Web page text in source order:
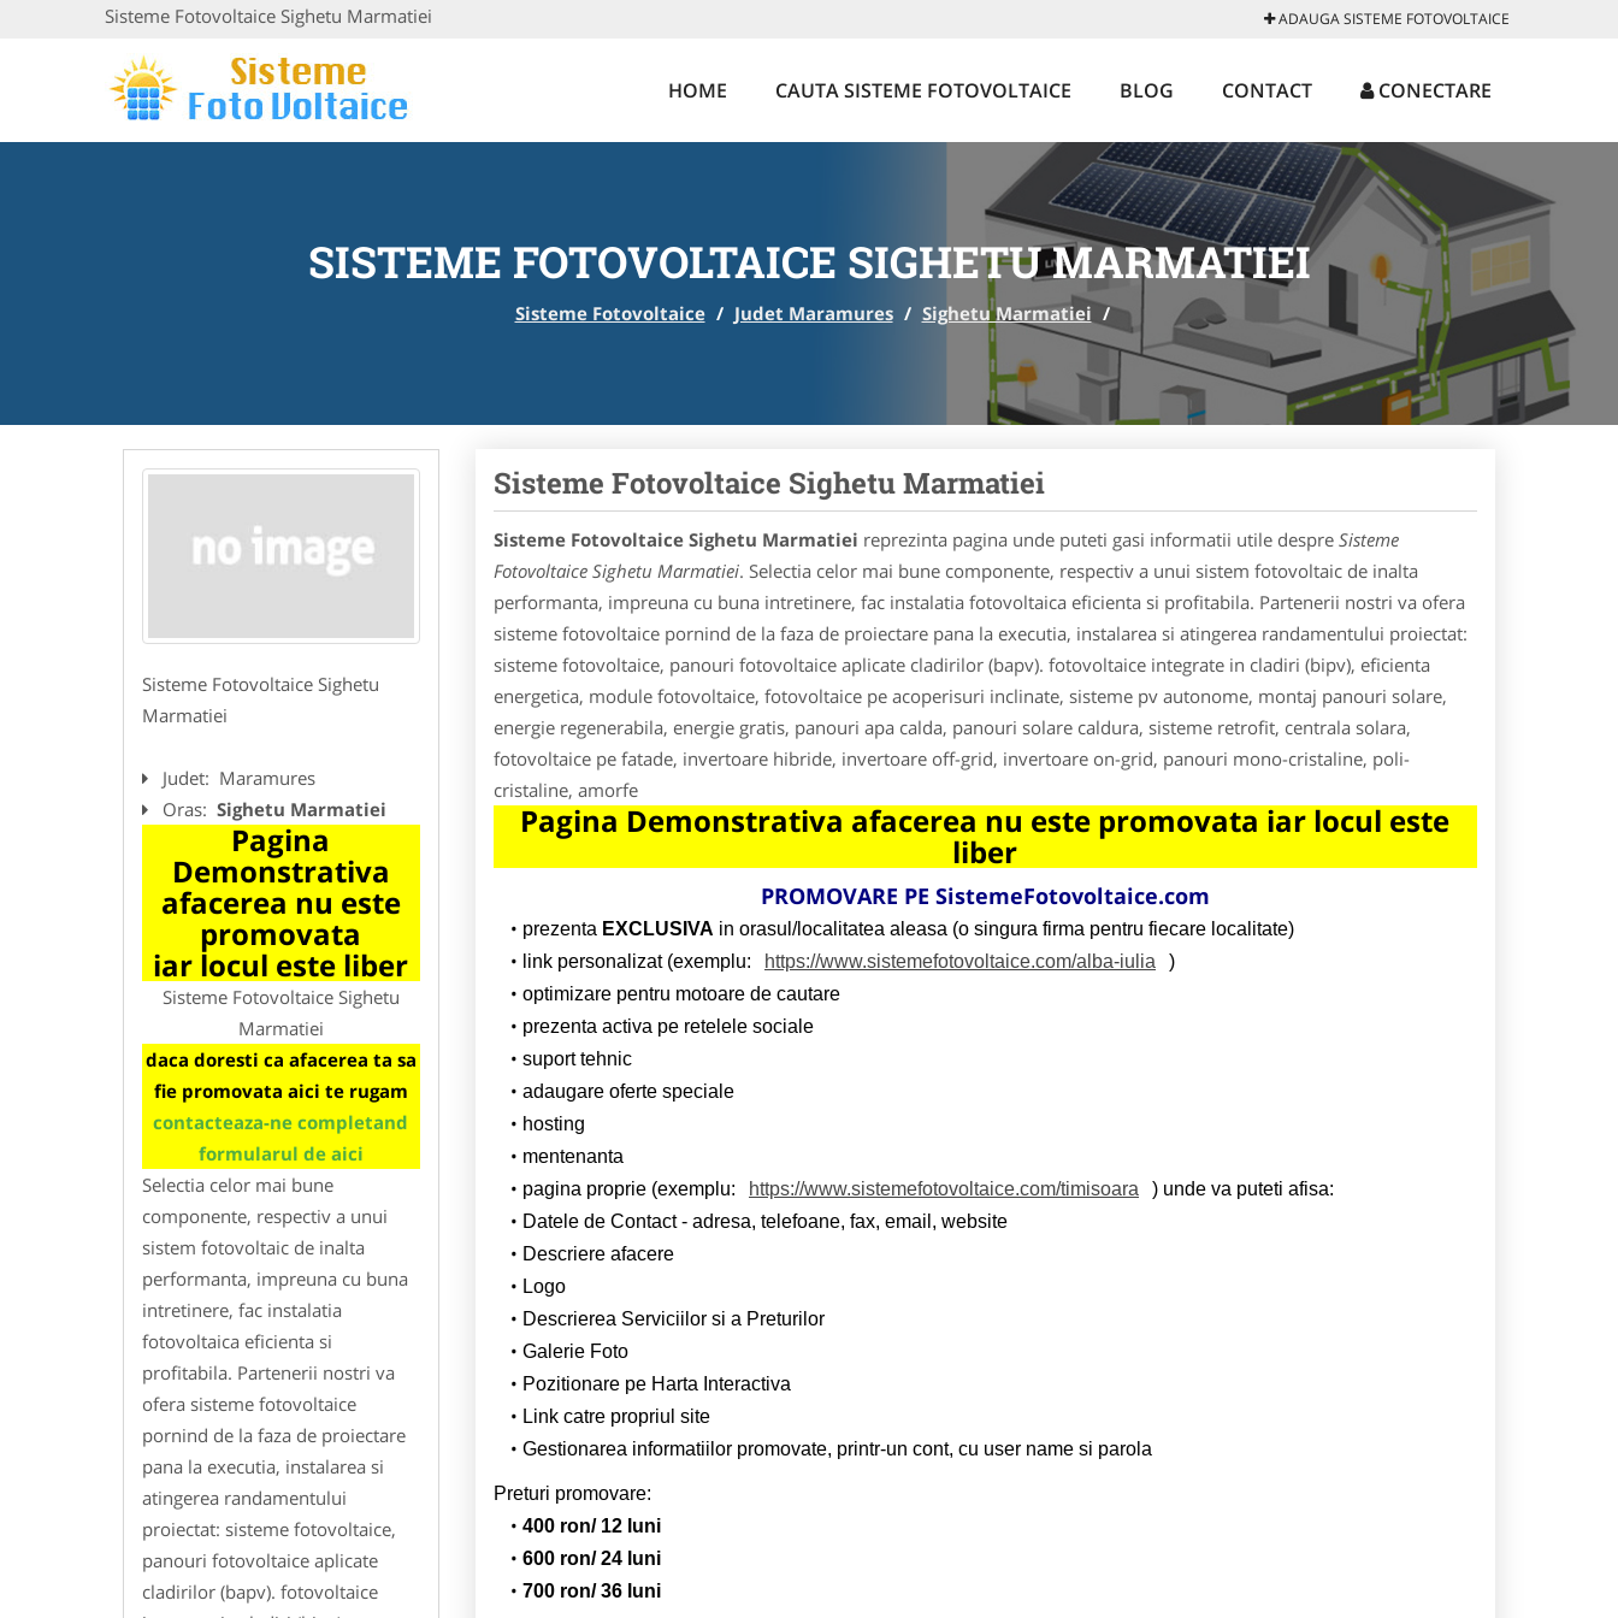
Sisteme Fotovoltaice Sighetu Marmatiei ADAUGA SISTEME FOTOVOLTAICE
HOME CAUTA SISTEME FOTOVOLTAICE BLOG CONTACT CONECTARE
SISTEME FOTOVOLTAICE SIGHETU MARMATIEI
Sisteme Fotovoltaice / Judet Maramures / Sighetu Marmatiei /
Sisteme Fotovoltaice Sighetu
Marmatiei
Judet: Maramures
Oras: Sighetu Marmatiei
Pagina
Demonstrativa
afacerea nu este
promovata
iar locul este liber
Sisteme Fotovoltaice Sighetu
Marmatiei
daca doresti ca afacerea ta sa
fie promovata aici te rugam
contacteaza-ne completand
formularul de aici
Selectia celor mai bune
componente, respectiv a unui
sistem fotovoltaic de inalta
performanta, impreuna cu buna
intretinere, fac instalatia
fotovoltaica eficienta si
profitabila. Partenerii nostri va
ofera sisteme fotovoltaice
pornind de la faza de proiectare
pana la executia, instalarea si
atingerea randamentului
proiectat: sisteme fotovoltaice,
panouri fotovoltaice aplicate
cladirilor (bapv). fotovoltaice
Sisteme Fotovoltaice Sighetu Marmatiei
Sisteme Fotovoltaice Sighetu Marmatiei reprezinta pagina unde puteti gasi informatii utile despre Sisteme
Fotovoltaice Sighetu Marmatiei. Selectia celor mai bune componente, respectiv a unui sistem fotovoltaic de inalta
performanta, impreuna cu buna intretinere, fac instalatia fotovoltaica eficienta si profitabila. Partenerii nostri va ofera
sisteme fotovoltaice pornind de la faza de proiectare pana la executia, instalarea si atingerea randamentului proiectat:
sisteme fotovoltaice, panouri fotovoltaice aplicate cladirilor (bapv). fotovoltaice integrate in cladiri (bipv), eficienta
energetica, module fotovoltaice, fotovoltaice pe acoperisuri inclinate, sisteme pv autonome, montaj panouri solare,
energie regenerabila, energie gratis, panouri apa calda, panouri solare caldura, sisteme retrofit, centrala solara,
fotovoltaice pe fatade, invertoare hibride, invertoare off-grid, invertoare on-grid, panouri mono-cristaline, poli-
cristaline, amorfe
Pagina Demonstrativa afacerea nu este promovata iar locul este
liber
PROMOVARE PE SistemeFotovoltaice.com
prezenta EXCLUSIVA in orasul/localitatea aleasa (o singura firma pentru fiecare localitate)
link personalizat (exemplu:
https://www.sistemefotovoltaice.com/alba-iulia
)
optimizare pentru motoare de cautare
prezenta activa pe retelele sociale
suport tehnic
adaugare oferte speciale
hosting
mentenanta
pagina proprie (exemplu:
https://www.sistemefotovoltaice.com/timisoara
) unde va puteti afisa:
Datele de Contact - adresa, telefoane, fax, email, website
Descriere afacere
Logo
Descrierea Serviciilor si a Preturilor
Galerie Foto
Pozitionare pe Harta Interactiva
Link catre propriul site
Gestionarea informatiilor promovate, printr-un cont, cu user name si parola
Preturi promovare:
400 ron/ 12 luni
600 ron/ 24 luni
700 ron/ 36 luni